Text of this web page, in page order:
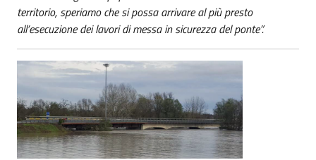
territorio, speriamo che si possa arrivare al più presto
all’esecuzione dei lavori di messa in sicurezza del ponte”.